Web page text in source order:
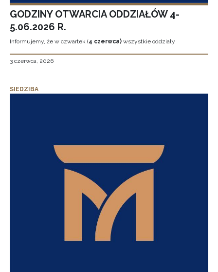
GODZINY OTWARCIA ODDZIAŁÓW 4-
5.06.2026 R.
Informujemy, że w czwartek (4 czerwca) wszystkie oddziały
3 czerwca, 2026
SIEDZIBA